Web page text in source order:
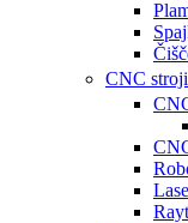
CNC